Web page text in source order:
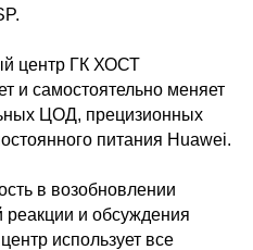
центр ГК ХОСТ
и самостоятельно меняет
ЦОД, прецизионных
питания Huawei.
в возобновлении
и обсуждения
использует все